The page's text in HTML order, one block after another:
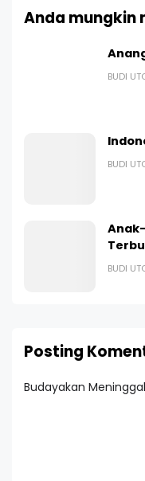
Anda mungkin
BUDI
BUDI
BUDI
Posting
Budayakan